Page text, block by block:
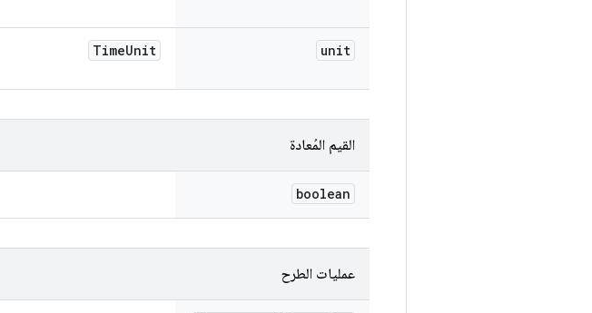
unit
TimeUnit
القيم المُعادة
boolean
عمليات الطرح